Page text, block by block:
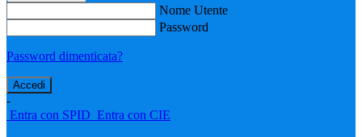
Nome Utente
Password
Password dimenticata?
-
Entra con SPID Entra con CIE